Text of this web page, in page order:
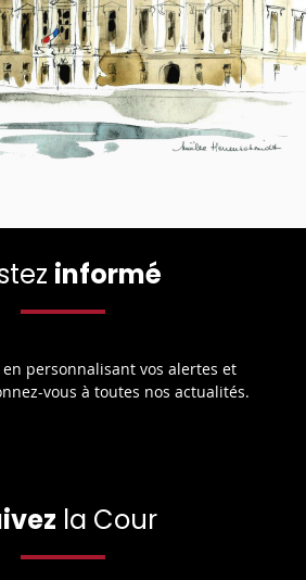
informé
personnalisant vos alertes et
vous à toutes nos actualités.
la Cour